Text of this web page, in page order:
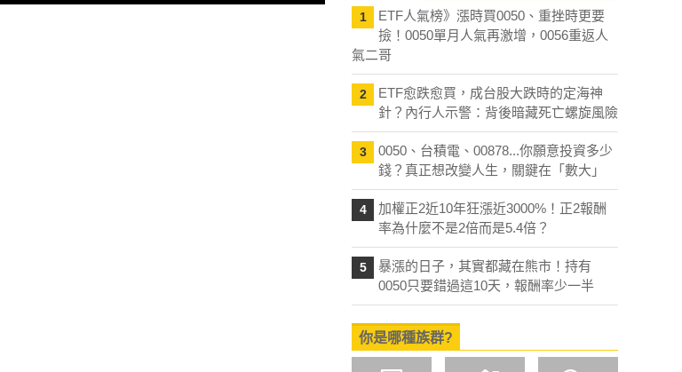
1
ETF人氣榜》漲時買0050、重挫時更要
撿！0050單月人氣再激增，0056重返人
氣二哥
2
ETF愈跌愈買，成台股大跌時的定海神
針？內行人示警：背後暗藏死亡螺旋風險
3
0050、台積電、00878...你願意投資多少
錢？真正想改變人生，關鍵在「數大」
4
加權正2近10年狂漲近3000%！正2報酬
率為什麼不是2倍而是5.4倍？
5
暴漲的日子，其實都藏在熊市！持有
0050只要錯過這10天，報酬率少一半
你是哪種族群?